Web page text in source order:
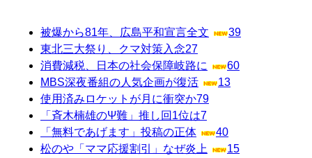
被爆から81年、広島平和宣言全文
39
東北三大祭り、クマ対策入念27
消費減税、日本の社会保障岐路に
60
MBS深夜番組の人気企画が復活
13
使用済みロケットが月に衝突か79
「斉木楠雄のΨ難」推し回1位は7
「無料であげます」投稿の正体
40
松のや「ママ応援割引」なぜ炎上
15